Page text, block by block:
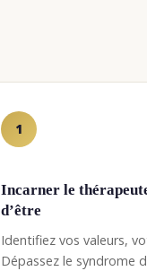
1
Incarner le
d’être
Identifiez vos valeurs,
Dépassez le syndrome